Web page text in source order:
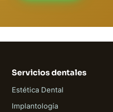
Servicios dentales
Estética Dental
Implantología